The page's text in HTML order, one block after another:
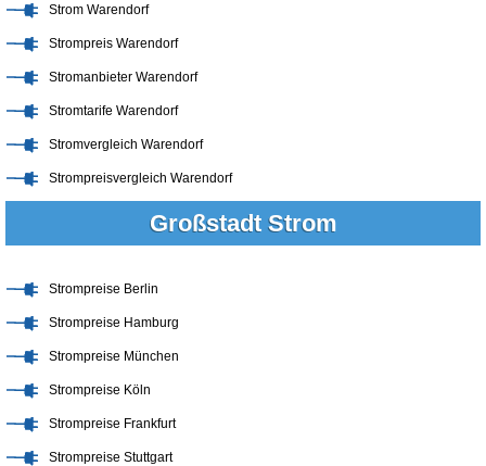
Strom Warendorf
Strompreis Warendorf
Stromanbieter Warendorf
Stromtarife Warendorf
Stromvergleich Warendorf
Strompreisvergleich Warendorf
Großstadt Strom
Strompreise Berlin
Strompreise Hamburg
Strompreise München
Strompreise Köln
Strompreise Frankfurt
Strompreise Stuttgart